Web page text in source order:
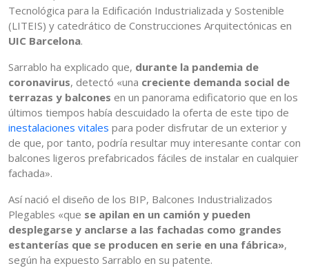
Tecnológica para la Edificación Industrializada y Sostenible
(LITEIS) y catedrático de Construcciones Arquitectónicas en
UIC Barcelona.
Sarrablo ha explicado que, durante la pandemia de
coronavirus, detectó «una creciente demanda social de
terrazas y balcones en un panorama edificatorio que en los
últimos tiempos había descuidado la oferta de este tipo de
inestalaciones vitales para poder disfrutar de un exterior y
de que, por tanto, podría resultar muy interesante contar con
balcones ligeros prefabricados fáciles de instalar en cualquier
fachada».
Así nació el diseño de los BIP, Balcones Industrializados
Plegables «que se apilan en un camión y pueden
desplegarse y anclarse a las fachadas como grandes
estanterías que se producen en serie en una fábrica»,
según ha expuesto Sarrablo en su patente.